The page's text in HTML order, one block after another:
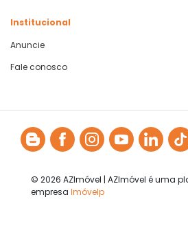
Institucional
Anuncie
Fale conosco
© 2026 AZImóvel | AZImóvel é uma
empresa Imóvelp